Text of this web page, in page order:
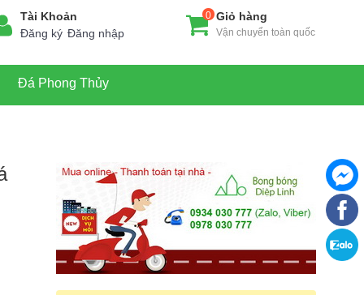
Tài Khoản
Đăng ký Đăng nhập
Giỏ hàng
0
Vận chuyển toàn quốc
Đá Phong Thủy